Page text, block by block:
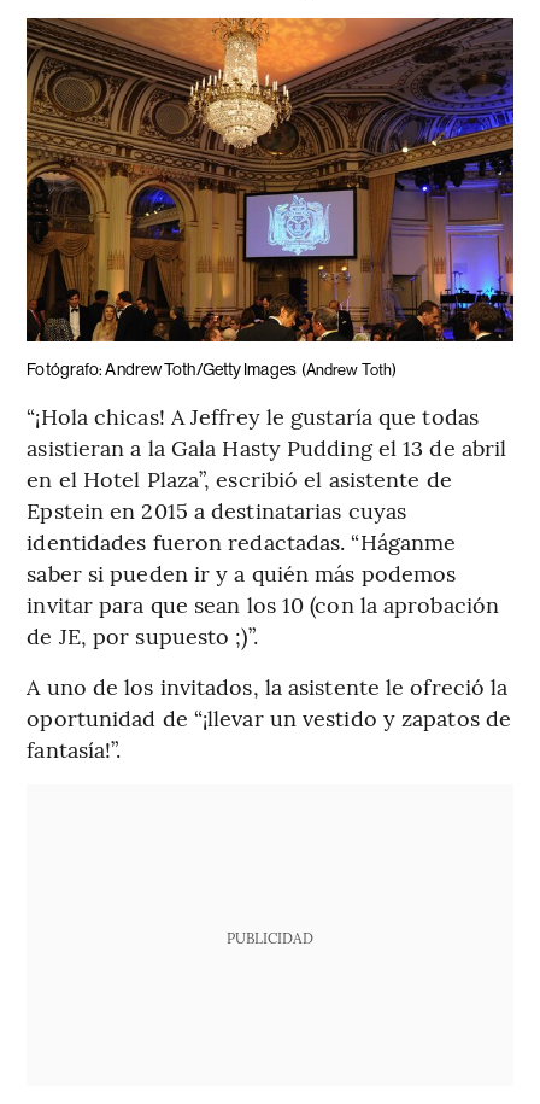
Fotógrafo: Andrew Toth/Getty Images (Andrew Toth)
“¡Hola chicas! A Jeffrey le gustaría que todas
asistieran a la Gala Hasty Pudding el 13 de abril
en el Hotel Plaza”, escribió el asistente de
Epstein en 2015 a destinatarias cuyas
identidades fueron redactadas. “Háganme
saber si pueden ir y a quién más podemos
invitar para que sean los 10 (con la aprobación
de JE, por supuesto ;)”.
A uno de los invitados, la asistente le ofreció la
oportunidad de “¡llevar un vestido y zapatos de
fantasía!”.
PUBLICIDAD